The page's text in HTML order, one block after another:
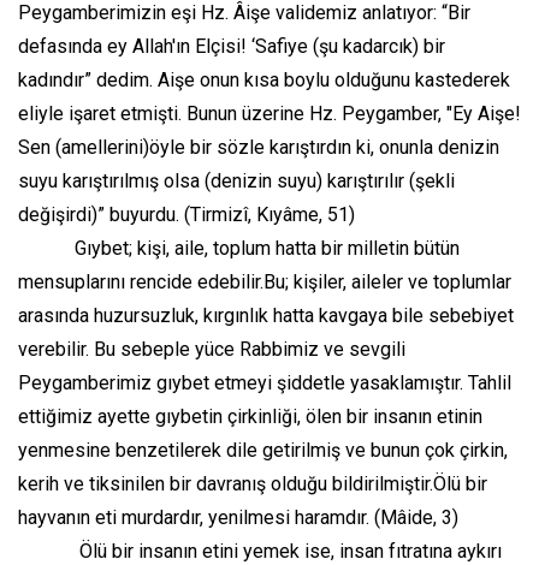
Peygamberimizin eşi Hz. Âişe validemiz anlatıyor: “Bir
defasında ey Allah'ın Elçisi! ‘Safiye (şu kadarcık) bir
kadındır” dedim. Aişe onun kısa boylu olduğunu kastederek
eliyle işaret etmişti. Bunun üzerine Hz. Peygamber, "Ey Aişe!
Sen (amellerini)öyle bir sözle karıştırdın ki, onunla denizin
suyu karıştırılmış olsa (denizin suyu) karıştırılır (şekli
değişirdi)” buyurdu. (Tirmizî, Kıyâme, 51)
Gıybet; kişi, aile, toplum hatta bir milletin bütün
mensuplarını rencide edebilir.Bu; kişiler, aileler ve toplumlar
arasında huzursuzluk, kırgınlık hatta kavgaya bile sebebiyet
verebilir. Bu sebeple yüce Rabbimiz ve sevgili
Peygamberimiz gıybet etmeyi şiddetle yasaklamıştır. Tahlil
ettiğimiz ayette gıybetin çirkinliği, ölen bir insanın etinin
yenmesine benzetilerek dile getirilmiş ve bunun çok çirkin,
kerih ve tiksinilen bir davranış olduğu bildirilmiştir.Ölü bir
hayvanın eti murdardır, yenilmesi haramdır. (Mâide, 3)
Ölü bir insanın etini yemek ise, insan fıtratına aykırı